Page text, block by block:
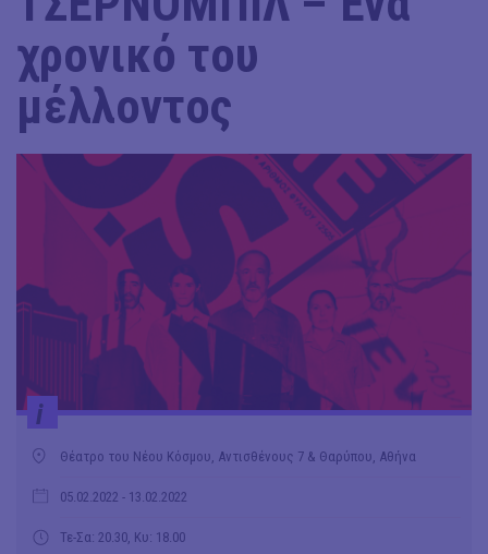
χρονικό του
μέλλοντος
i
Θέατρο του Νέου Κόσμου, Αντισθένους 7 & Θαρύπου, Αθήνα
05.02.2022 - 13.02.2022
Τε-Σα: 20.30, Κυ: 18.00